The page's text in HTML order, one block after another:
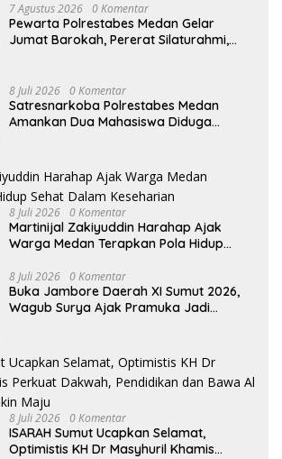
7 Agustus 2026 0 Komentar
Pewarta Polrestabes Medan Gelar
Jumat Barokah, Pererat Silaturahmi,
8 Juli 2026 0 Komentar
Satresnarkoba Polrestabes Medan
Amankan Dua Mahasiswa Diduga
8 Juli 2026 0 Komentar
Martinijal Zakiyuddin Harahap Ajak
Warga Medan Terapkan Pola Hidup
8 Juli 2026 0 Komentar
Buka Jambore Daerah XI Sumut 2026,
Wagub Surya Ajak Pramuka Jadi
8 Juli 2026 0 Komentar
ISARAH Sumut Ucapkan Selamat,
Optimistis KH Dr Masyhuril Khamis